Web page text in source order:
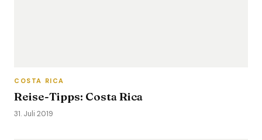
COSTA RICA
Reise-Tipps: Costa Rica
31. Juli 2019